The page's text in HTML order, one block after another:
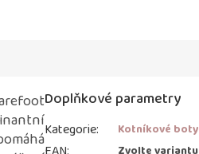
Doplňkové parametry
Kategorie: Kotníkové boty